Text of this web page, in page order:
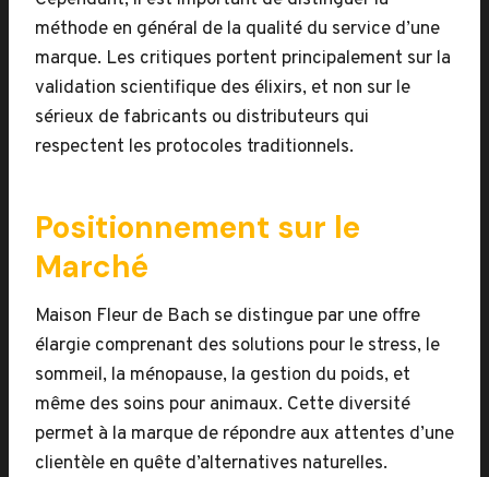
méthode en général de la qualité du service d’une
marque. Les critiques portent principalement sur la
validation scientifique des élixirs, et non sur le
sérieux de fabricants ou distributeurs qui
respectent les protocoles traditionnels.
Positionnement sur le
Marché
Maison Fleur de Bach se distingue par une offre
élargie comprenant des solutions pour le stress, le
sommeil, la ménopause, la gestion du poids, et
même des soins pour animaux. Cette diversité
permet à la marque de répondre aux attentes d’une
clientèle en quête d’alternatives naturelles.